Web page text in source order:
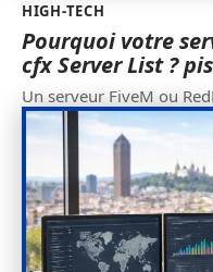
HIGH-TECH
Pourquoi votre
cfx Server List ?
Un serveur FiveM ou